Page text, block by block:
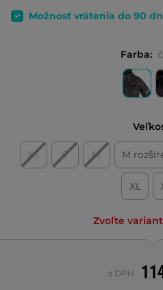
Možnosť vrátenia do 90
Farba:
XS S M M
XL
Zvoľte
s DPH